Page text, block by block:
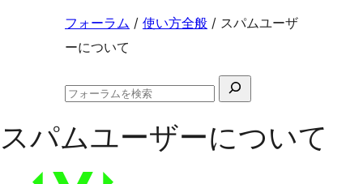
へ
フォーラム / 使い方全般 / スパムユーザ
ーについて
検
対
フ
ー
ラ
スパムユーザーについて